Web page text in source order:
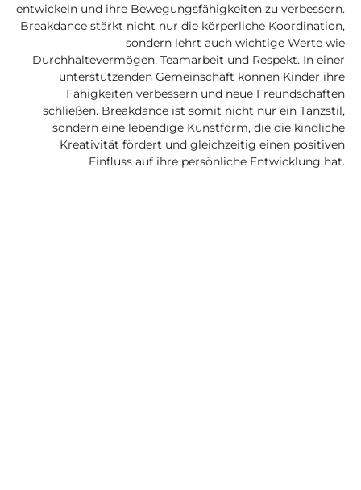
entwickeln und ihre Bewegungsfähigkeiten zu verbessern.
Breakdance stärkt nicht nur die körperliche Koordination,
sondern lehrt auch wichtige Werte wie
Durchhaltevermögen, Teamarbeit und Respekt. In einer
unterstützenden Gemeinschaft können Kinder ihre
Fähigkeiten verbessern und neue Freundschaften
schließen. Breakdance ist somit nicht nur ein Tanzstil,
sondern eine lebendige Kunstform, die die kindliche
Kreativität fördert und gleichzeitig einen positiven
Einfluss auf ihre persönliche Entwicklung hat.